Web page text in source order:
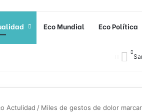
Eco Mundial Eco Política
Actulidad / Miles de gestos de dolor